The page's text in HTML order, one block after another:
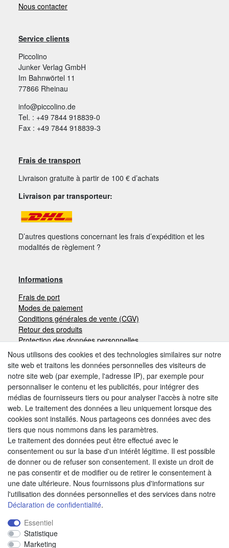
Nous contacter
Service clients
Piccolino
Junker Verlag GmbH
Im Bahnwörtel 11
77866 Rheinau
info@piccolino.de
Tel. : +49 7844 918839-0
Fax : +49 7844 918839-3
Frais de transport
Livraison gratuite à partir de 100 € d’achats
Livraison par transporteur:
D’autres questions concernant les frais d’expédition et les
modalités de règlement ?
Informations
Frais de port
Modes de paiement
Conditions générales de vente (CGV)
Retour des produits
Protection des données personnelles
Mentions légales
Moyens de paiement
Autres modes de paiement:
Paiement à réception de facture
Paiement anticipé
Nous trouver
Nous utilisons des cookies et des technologies similaires sur notre
site web et traitons les données personnelles des visiteurs de
notre site web (par exemple, l'adresse IP), par exemple pour
personnaliser le contenu et les publicités, pour intégrer des
médias de fournisseurs tiers ou pour analyser l'accès à notre site
web. Le traitement des données a lieu uniquement lorsque des
cookies sont installés. Nous partageons ces données avec des
tiers que nous nommons dans les paramètres.
Le traitement des données peut être effectué avec le
consentement ou sur la base d'un intérêt légitime. Il est possible
de donner ou de refuser son consentement. Il existe un droit de
ne pas consentir et de modifier ou de retirer le consentement à
une date ultérieure. Nous fournissons plus d'informations sur
l'utilisation des données personnelles et des services dans notre
Déclaration de confidentialité.
Essentiel
Statistique
Marketing